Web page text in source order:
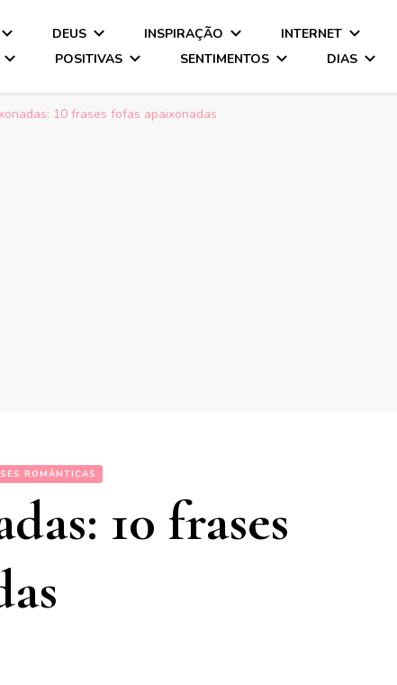
DEUS INSPIRAÇÃO INTERNET
POSITIVAS SENTIMENTOS DIAS
10 frases fofas apaixonadas
ROMÂNTICAS
10 frases